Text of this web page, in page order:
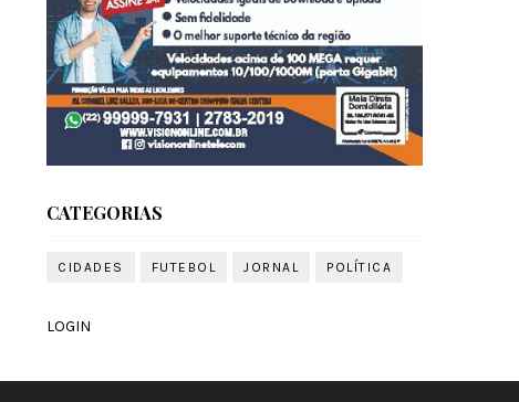
CATEGORIAS
CIDADES FUTEBOL JORNAL POLÍTICA
LOGIN